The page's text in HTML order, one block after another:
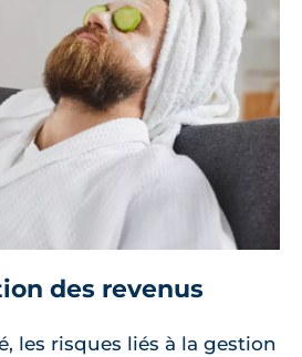
des revenus
les risques liés à la gestion